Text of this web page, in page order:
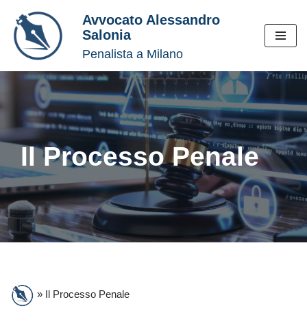
Vai
al
contenuto
Avvocato Alessandro
Salonia
Penalista a Milano
Il Processo Penale
» Il Processo Penale